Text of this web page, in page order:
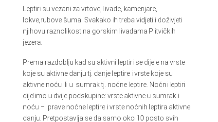
Leptiri su vezani za vrtove, livade, kamenjare,
lokve,rubove šuma. Svakako ih treba vidjeti i doživjeti
njihovu raznolikost na gorskim livadama Plitvičkih
jezera.
Prema razdoblju kad su aktivni leptiri se dijele na vrste
koje su aktivne danju tj. danje leptire i vrste koje su
aktivne noću ili u sumrak tj. noćne leptire. Noćni leptiri
dijelimo u dvije podskupine: vrste aktivne u sumrak i
noću – prave noćne leptire i vrste noćnih leptira aktivne
danju. Pretpostavlja se da samo oko 10 posto svih